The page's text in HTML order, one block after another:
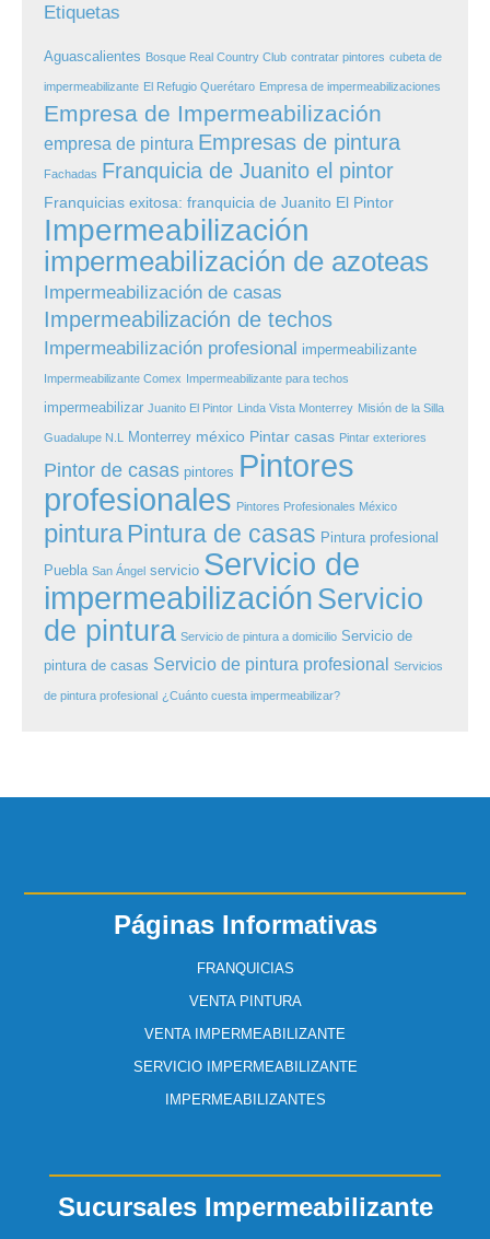
Etiquetas
Aguascalientes Bosque Real Country Club contratar pintores cubeta de
impermeabilizante El Refugio Querétaro Empresa de impermeabilizaciones
Empresa de Impermeabilización
empresa de pintura Empresas de pintura
Fachadas Franquicia de Juanito el pintor
Franquicias exitosa: franquicia de Juanito El Pintor
Impermeabilización
impermeabilización de azoteas
Impermeabilización de casas
Impermeabilización de techos
Impermeabilización profesional impermeabilizante
Impermeabilizante Comex Impermeabilizante para techos
impermeabilizar Juanito El Pintor Linda Vista Monterrey Misión de la Silla
Guadalupe N.L Monterrey méxico Pintar casas Pintar exteriores
Pintor de casas pintores Pintores
profesionales Pintores Profesionales México
pintura Pintura de casas Pintura profesional
Puebla San Ángel servicio Servicio de
impermeabilizaciónServicio
de pintura Servicio de pintura a domicilio Servicio de
pintura de casas Servicio de pintura profesional Servicios
de pintura profesional ¿Cuánto cuesta impermeabilizar?
Sucursales Impermeabilizante
Páginas Informativas
FRANQUICIAS
VENTA PINTURA
VENTA IMPERMEABILIZANTE
SERVICIO IMPERMEABILIZANTE
IMPERMEABILIZANTES